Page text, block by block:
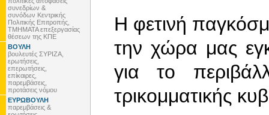
συνεδρίων &
συνόδων Κεντρικής
Πολιτικής Επιτροπής,
ΤΜΗΜΑΤΑ επεξεργασίας
θέσεων της ΚΠΕ
ΒΟΥΛΗ
βουλευτές ΣΥΡΙΖΑ,
ερωτήσεις,
επερωτήσεις,
επίκαιρες,
παρεμβάσεις,
προτάσεις νόμου
ΕΥΡΩΒΟΥΛΗ
παρεμβάσεις &
Η φετινή
την χώρα μας
για το
τρικομματικής